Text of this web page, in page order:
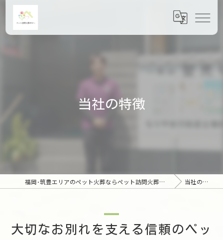
当社の特徴
福岡･筑豊エリアのペット火葬ならペット訪問火葬ポピー 当社の特徴
大切なお別れを支える信頼のペッ